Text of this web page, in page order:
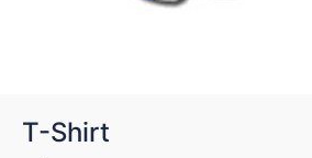
T-Shirt